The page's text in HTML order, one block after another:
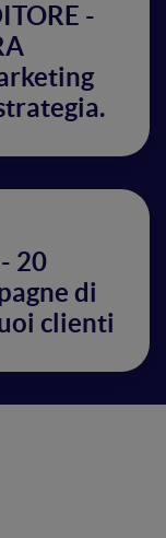
-
20
di
clienti